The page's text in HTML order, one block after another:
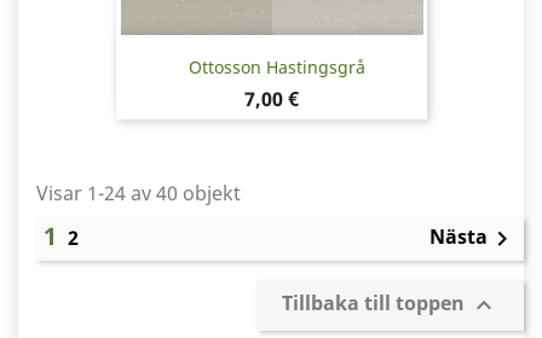
Ottosson Hastingsgrå
Pris
7,00 €
Visar 1-24 av 40 objekt
1 2 Nästa 
Tillbaka till toppen 